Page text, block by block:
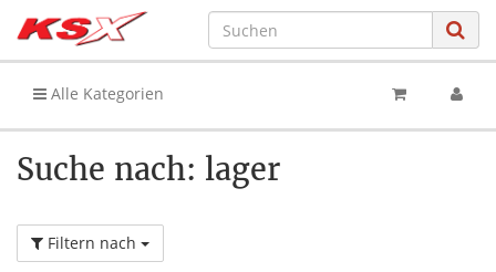
Alle Kategorien
Suche nach: lager
Filtern nach